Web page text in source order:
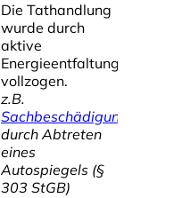
Die Tathandlung
wurde durch
aktive
Energieentfaltung
vollzogen.
z.B.
Sachbeschädigung
durch Abtreten
eines
Autospiegels (§
303 StGB)